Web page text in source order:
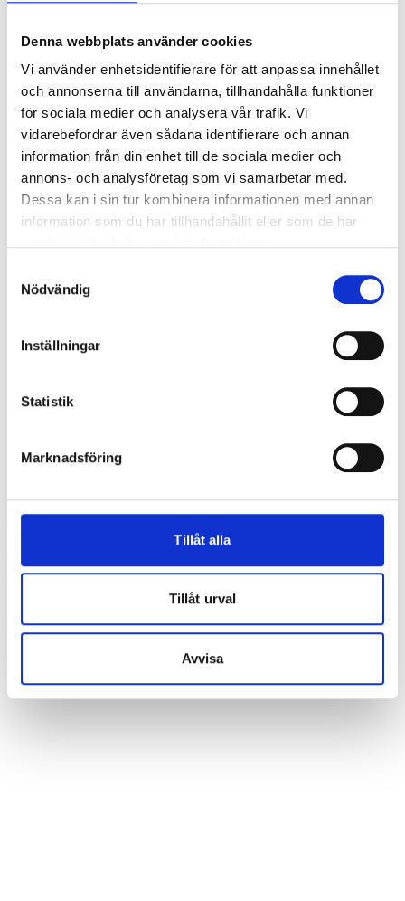
Denna webbplats använder cookies
Vi använder enhetsidentifierare för att anpassa innehållet
och annonserna till användarna, tillhandahålla funktioner
för sociala medier och analysera vår trafik. Vi
vidarebefordrar även sådana identifierare och annan
information från din enhet till de sociala medier och
annons- och analysföretag som vi samarbetar med.
Dessa kan i sin tur kombinera informationen med annan
information som du har tillhandahållit eller som de har
Nödvändig
Inställningar
Statistik
Marknadsföring
Tillåt alla
Tillåt urval
Avvisa
vita innerdörrar.
Material
: Kvistfritt trä